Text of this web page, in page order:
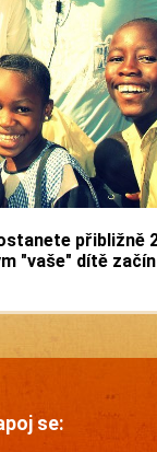
přibližně
"vaše" dítě
se: